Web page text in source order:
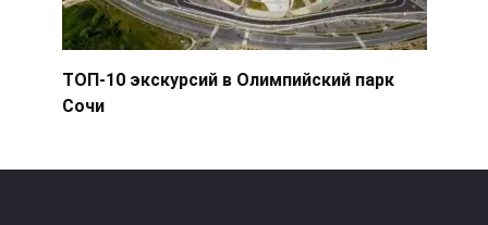
ТОП-10 экскурсий в Олимпийский парк
Сочи